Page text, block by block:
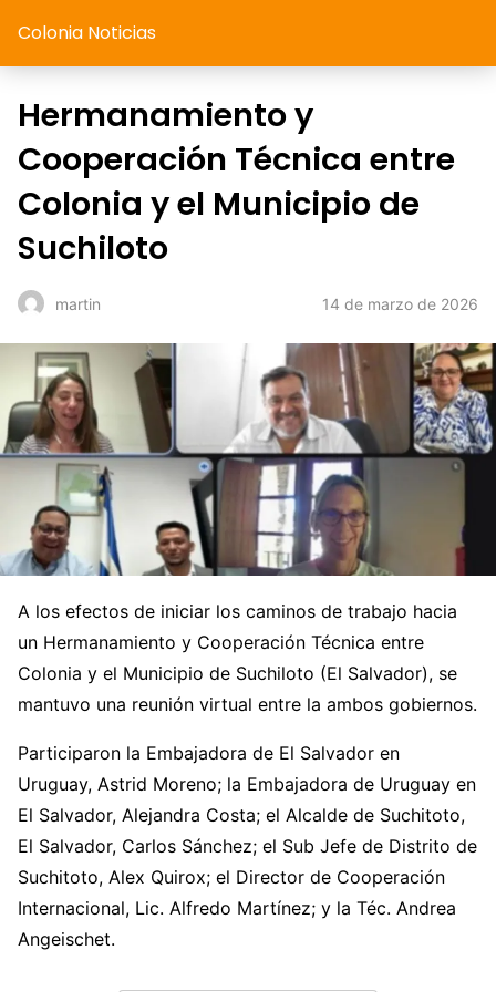
Colonia Noticias
Hermanamiento y
Cooperación Técnica entre
Colonia y el Municipio de
Suchiloto
martin 14 de marzo de 2026
A los efectos de iniciar los caminos de trabajo hacia
un Hermanamiento y Cooperación Técnica entre
Colonia y el Municipio de Suchiloto (El Salvador), se
mantuvo una reunión virtual entre la ambos gobiernos.
Participaron la Embajadora de El Salvador en
Uruguay, Astrid Moreno; la Embajadora de Uruguay en
El Salvador, Alejandra Costa; el Alcalde de Suchitoto,
El Salvador, Carlos Sánchez; el Sub Jefe de Distrito de
Suchitoto, Alex Quirox; el Director de Cooperación
Internacional, Lic. Alfredo Martínez; y la Téc. Andrea
Angeischet.